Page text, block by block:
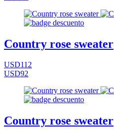
Country rose sweater
USD112
USD92
Country rose sweater